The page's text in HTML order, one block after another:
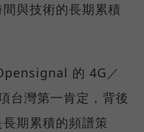
與技術的長期累積
的 4G／
台灣第一肯定，背後
期累積的頻譜策